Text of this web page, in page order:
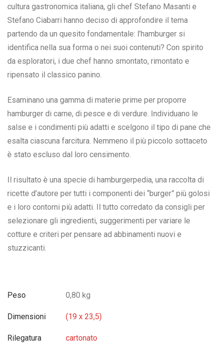
cultura gastronomica italiana, gli chef Stefano Masanti e
Stefano Ciabarri hanno deciso di approfondire il tema
partendo da un quesito fondamentale: l’hamburger si
identifica nella sua forma o nei suoi contenuti? Con spirito
da esploratori, i due chef hanno smontato, rimontato e
ripensato il classico panino.
Esaminano una gamma di materie prime per proporre
hamburger di carne, di pesce e di verdure. Individuano le
salse e i condimenti più adatti e scelgono il tipo di pane che
esalta ciascuna farcitura. Nemmeno il più piccolo sottaceto
è stato escluso dal loro censimento.
Il risultato è una specie di hamburgerpedia, una raccolta di
ricette d’autore per tutti i componenti dei “burger” più golosi
e i loro contorni più adatti. Il tutto corredato da consigli per
selezionare gli ingredienti, suggerimenti per variare le
cotture e criteri per pensare ad abbinamenti nuovi e
stuzzicanti.
Peso 0,80 kg
Dimensioni (19 x 23,5)
Rilegatura cartonato